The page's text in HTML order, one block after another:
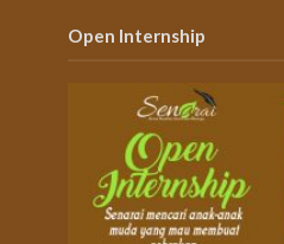
Open Internship